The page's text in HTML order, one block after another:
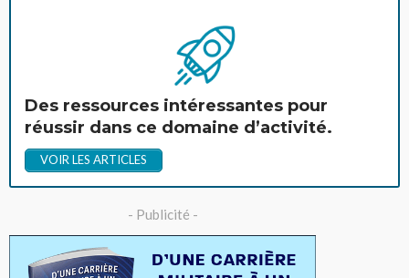
Des ressources intéressantes pour
réussir dans ce domaine d’activité.
VOIR LES ARTICLES
- Publicité -